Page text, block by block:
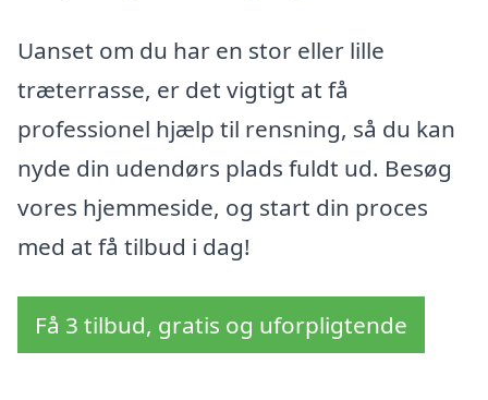
Uanset om du har en stor eller lille
træterrasse, er det vigtigt at få
professionel hjælp til rensning, så du kan
nyde din udendørs plads fuldt ud. Besøg
vores hjemmeside, og start din proces
med at få tilbud i dag!
Få 3 tilbud, gratis og uforpligtende